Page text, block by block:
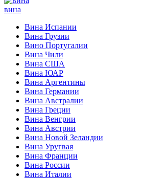
вина
Вина Испании
Вина Грузии
Вино Португалии
Вина Чили
Вина США
Вина ЮАР
Вина Аргентины
Вина Германии
Вина Австралии
Вина Греции
Вина Венгрии
Вина Австрии
Вина Новой Зеландии
Вина Уругвая
Вина Франции
Вина России
Вина Италии